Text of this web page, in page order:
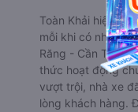
Toàn Khải hiện
mỗi khi có nhu
Răng - Cần Thơ đi
thức hoạt động
vượt trội, nhà xe
lòng khách hàng.